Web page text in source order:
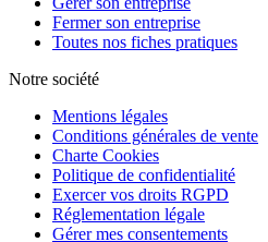
Fermer son entreprise
Toutes nos fiches pratiques
Notre société
Mentions légales
Conditions générales de vente
Charte Cookies
Politique de confidentialité
Exercer vos droits RGPD
Réglementation légale
Gérer mes consentements